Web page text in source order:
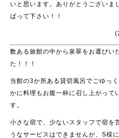
いと思います。ありがとうございま
ばって下さい！！
数ある旅館の中から泉翠をお選びい
た！！！
当館の3か所ある貸切風呂でごゆっ
かに料理もお腹一杯に召し上がって
す。
小さな宿で、少ないスタッフで宿を
うなサービスはできませんが、S様